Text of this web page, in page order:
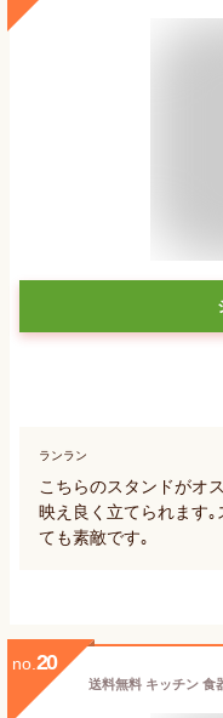
ランラン
こちらのスタンドがオ
映え良く立てられます
ても素敵です｡
no. 20